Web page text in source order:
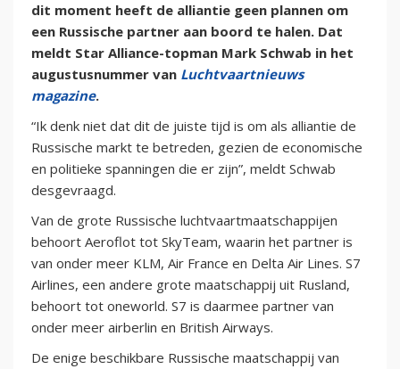
dit moment heeft de alliantie geen plannen om
een Russische partner aan boord te halen. Dat
meldt Star Alliance-topman Mark Schwab in het
augustusnummer van Luchtvaartnieuws
magazine.
“Ik denk niet dat dit de juiste tijd is om als alliantie de
Russische markt te betreden, gezien de economische
en politieke spanningen die er zijn”, meldt Schwab
desgevraagd.
Van de grote Russische luchtvaartmaatschappijen
behoort Aeroflot tot SkyTeam, waarin het partner is
van onder meer KLM, Air France en Delta Air Lines. S7
Airlines, een andere grote maatschappij uit Rusland,
behoort tot oneworld. S7 is daarmee partner van
onder meer airberlin en British Airways.
De enige beschikbare Russische maatschappij van